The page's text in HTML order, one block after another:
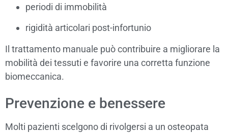
periodi di immobilità
rigidità articolari post-infortunio
Il trattamento manuale può contribuire a migliorare la
mobilità dei tessuti e favorire una corretta funzione
biomeccanica.
Prevenzione e benessere
Molti pazienti scelgono di rivolgersi a un osteopata